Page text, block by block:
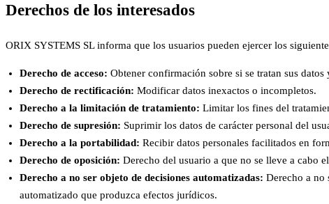
Derechos de los interesados
ORIX SYSTEMS SL informa que los usuarios pueden ejercer los
Derecho de acceso: Obtener confirmación sobre si se tratan sus
Derecho de rectificación: Modificar datos inexactos o incompletos.
Derecho a la limitación de tratamiento: Limitar los fines del
Derecho de supresión: Suprimir los datos de carácter personal del
Derecho a la portabilidad: Recibir datos personales facilitados en
Derecho de oposición: Derecho del usuario a que no se lleve a cabo
Derecho a no ser objeto de decisiones automatizadas: Derecho a no
automatizado que produzca efectos jurídicos.